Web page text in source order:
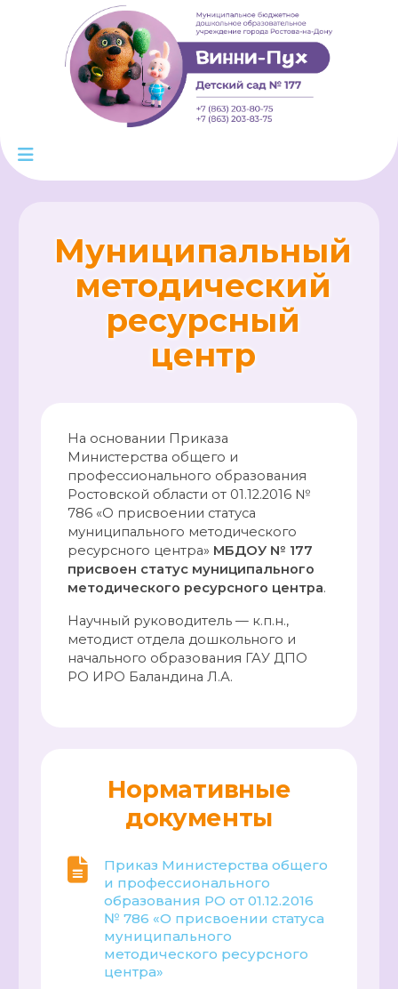
Муниципальный
методический
ресурсный
центр
На основании Приказа
Министерства общего и
профессионального образования
Ростовской области от 01.12.2016 №
786 «О присвоении статуса
муниципального методического
ресурсного центра» МБДОУ № 177
присвоен статус муниципального
методического ресурсного центра.
Научный руководитель — к.п.н.,
методист отдела дошкольного и
начального образования ГАУ ДПО
РО ИРО Баландина Л.А.
Нормативные
документы
Приказ Министерства общего
и профессионального
образования РО от 01.12.2016
№ 786 «О присвоении статуса
муниципального
методического ресурсного
центра»